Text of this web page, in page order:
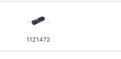
11Z1472